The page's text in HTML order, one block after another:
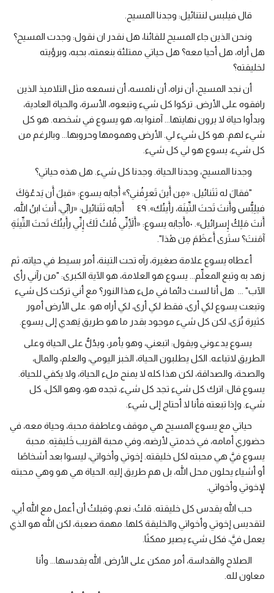
قال فيلبس لنتنائيل: وجدنا المسيح.
ونحن الذين جاء المسيح للقائنا، هل نقدر ان نقول: وجدت المسيح؟
هل أراه، هل أحيا معه؟ هل حياتي ممتلئة بنعمته، بحبه، وبرؤيته
لخليقته؟
أن نجد المسيح، أن نراه، أن نلمسه، أن نسمعه مثل التلاميذ الذين
رافقوه على الأرض. تركوا كل شيء وتبعوه، الأسرة، والحياة العادية،
وبدأوا حياة لا يرون نهايتها... آمنوا به، هو يسوع في شخصه. هو كل
شيء لهم. هو كل شيء لي. الأرض وهمومها وحروبها... وبالرغم من
كل شيء، يسوع هو لي كل شيء.
وجدنا المسيح، وجدنا الحياة. وجدنا كل شيء. هل هذه حياتي؟
"فقالَ له نَتَنائيل: «مِن أَينَ تَعرِفُني؟» أَجابَه يسوع: «قبلَ أَن يَدعُوَكَ
فيلِبُّس وأَنتَ تَحتَ التِّينَة، رأَيتُك». ٤٩ أَجابَه نَتَنائيل: «رابِّي، أَنتَ ابنُ الله،
أَنتَ مَلِكُ إِسرائيل». ٥٠أَجابَه يسوع: «أَلِأَنِّي قُلتُ لَكَ إِنِّي رأَيتُكَ تَحتَ التِّينَةِ
آمَنتَ؟ ستَرى أَعظَمَ مِن هٰذا".
أعطاه يسوع علامة صغيرة، رآه تحت التينة، أمر بسيط في حياته، ثم
زهد به وتبع المعلِّم... يسوع هو العلامة، هو الآية الكبرى: "من رآني رأى
الآب" ... هل أنا لست دائما في ملء هذا النور؟ مع أني تركت كل شيء
وتبعت يسوع لكي أرى، فقط لكي أرى، لكي أراه هو. على الأرض أمور
كثيرة تُرَى، لكن كل شيء موجود بقدر ما هو طريق يَهدي إلى يسوع.
يسوع يدعوني ويقول: اتبعني، وهو يأمر، ويدُلُّ على الحياة وعلى
الطريق لاتباعه. الكل يطلبون الحياة، الخبز اليومي، والعلم، والمال،
والصحة، والصداقة، لكن هذا كله لا يمنح ملء الحياة، ولا يكفي للحياة.
يسوع قال: اترك كل شيء تجد كل شيء، تجده هو، وهو الكل، كل
شيء. وإذا تبعته فأنا لا أحتاج إلى شيء.
حياتي مع يسوع المسيح هي موقف وعاطفة محبة، وحياة معه، في
حضوري أمامه، في خدمتي لأرضه، وفي محبة القريب خَليقتِه. محبة
يسوع فيَّ هي محبته لكل خليقته. إخوتي وأخواتي، ليسوا بعد أشخاصًا
أو أشياء يحلون محل الله، بل هم طريق إليه. الحياة هي هو وهي محبته
لإخوتي وأخواتي.
حب الله يقدس كل خليقته. قلتُ: نعم، وقبلتُ أن أعمل مع الله أبي،
لتقديس إخوتي وأخواتي والخليقة كلها. مهمة صعبة، لكن الله هو الذي
يعمل فيَّ، فكل شيء يصير ممكنًا.
الصلاح والقداسة، أمر ممكن على الأرض. الله يقدسها... وأنا
معاون لله.